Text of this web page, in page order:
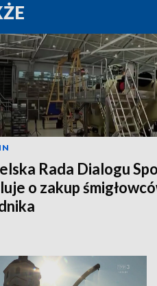
Rada Dialogu
o zakup